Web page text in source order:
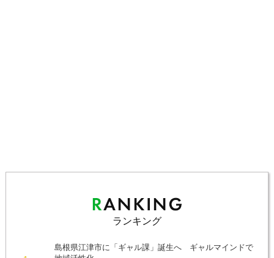
ランキング
島根県江津市に「ギャル課」誕生へ ギャルマインドで